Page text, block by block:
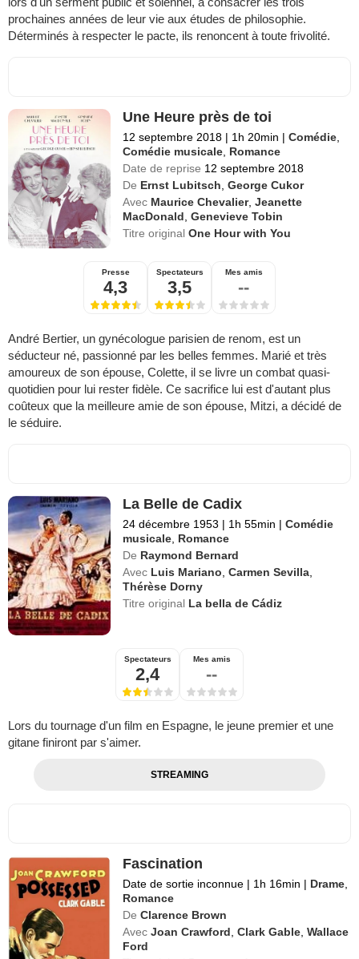
prochaines années de leur vie aux études de philosophie.
Déterminés à respecter le pacte, ils renoncent à toute frivolité.
Une Heure près de toi
12 septembre 2018 | 1h 20min | Comédie
Comédie musicale Romance
Date de reprise 12 septembre 2018
De Ernst Lubitsch ,George Cukor
Avec Maurice Chevalier,Jeanette
MacDonald ,Genevieve Tobin
Titre originalOne Hour with You
Presse
4,3
Spectateurs
3,5
Mes amis
--
André Bertier, un gynécologue parisien de renom, est un
séducteur né, passionné par les belles femmes. Marié et très
amoureux de son épouse, Colette, il se livre un combat quasi-
quotidien pour lui rester fidèle. Ce sacrifice lui est d'autant plus
coûteux que la meilleure amie de son épouse, Mitzi, a décidé de
le séduire.
La Belle de Cadix
24 décembre 1953 | 1h 55min | Comédie
musicale Romance
De Raymond Bernard
Avec Luis Mariano ,Carmen Sevilla
Thérèse Dorny
Titre original La bella de Cádiz
Spectateurs
2,4
Mes amis
--
Lors du tournage d'un film en Espagne, le jeune premier et une
gitane finiront par s'aimer.
STREAMING
Fascination
Date de sortie inconnue | 1h 16min | Drame
Romance
De Clarence Brown
Avec Joan Crawford ,Clark Gable ,Wallace
Ford